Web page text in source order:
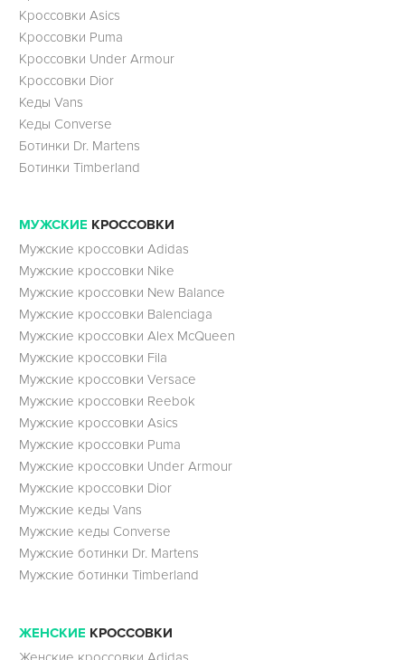
Кроссовки Asics
Кроссовки Puma
Кроссовки Under Armour
Кроссовки Dior
Кеды Vans
Кеды Converse
Ботинки Dr. Martens
Ботинки Timberland
МУЖСКИЕ КРОССОВКИ
Мужские кроссовки Adidas
Мужские кроссовки Nike
Мужские кроссовки New Balance
Мужские кроссовки Balenciaga
Мужские кроссовки Alex McQueen
Мужские кроссовки Fila
Мужские кроссовки Versace
Мужские кроссовки Reebok
Мужские кроссовки Asics
Мужские кроссовки Puma
Мужские кроссовки Under Armour
Мужские кроссовки Dior
Мужские кеды Vans
Мужские кеды Converse
Мужские ботинки Dr. Martens
Мужские ботинки Timberland
ЖЕНСКИЕ КРОССОВКИ